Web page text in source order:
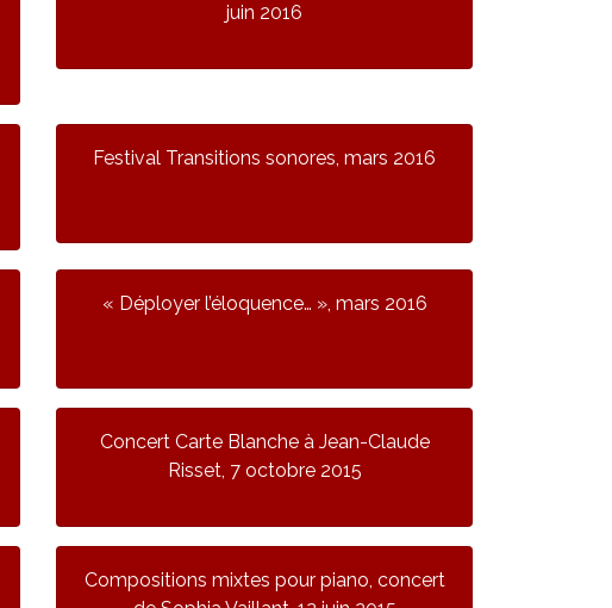
juin 2016
Festival Transitions sonores, mars 2016
« Déployer l’éloquence… », mars 2016
Concert Carte Blanche à Jean-Claude
Risset, 7 octobre 2015
Compositions mixtes pour piano, concert